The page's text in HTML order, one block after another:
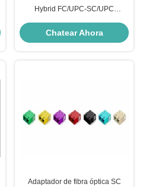
Hybrid FC/UPC-SC/UPC
esencial para la comunicación de
fibra óptica
Chatear Ahora
Adaptador de fibra óptica SC